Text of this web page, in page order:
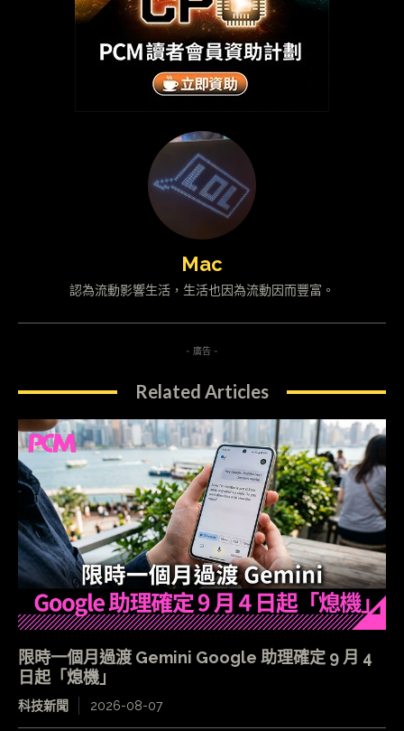
Mac
認為流動影響生活，生活也因為流動因而豐富。
- 廣告 -
Related Articles
限時一個月過渡 Gemini Google 助理確定 9 月 4
日起「熄機」
科技新聞 2026-08-07